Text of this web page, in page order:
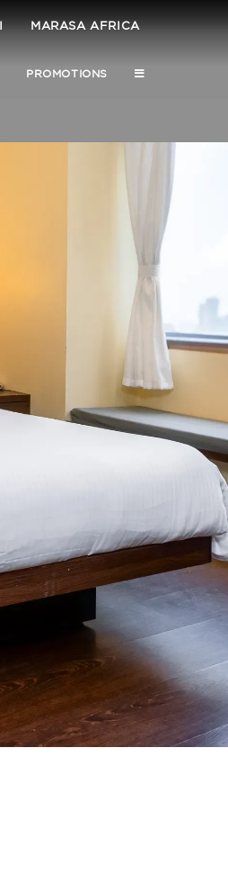
MARASA AFRICA
PROMOTIONS